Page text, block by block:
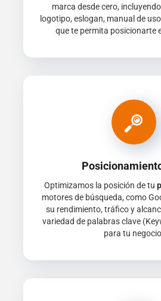
marca desde cero,
logotipo, eslogan, manual de
que te permita posicionarte
Optimizamos la posición de tu
motores de búsqueda, como
su rendimiento, tráfico y
variedad de palabras clave
para tu